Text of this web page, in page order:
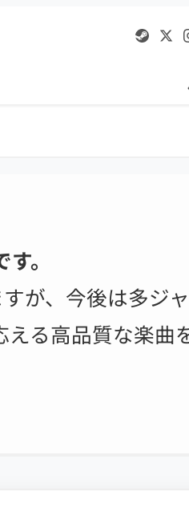
。
が、今後は多ジャ
る高品質な楽曲